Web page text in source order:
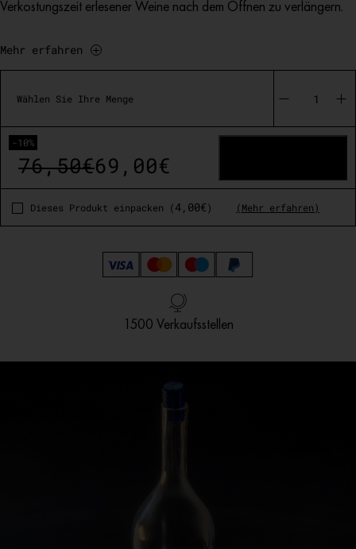
Verkostungszeit erlesener Weine nach dem Öffnen zu verlängern.
Mehr erfahren
Dieses Produkt einpacken (4,00€) (Mehr erfahren)
Wählen Sie Ihre Menge
Power
-10%
76,50€
Original
price
was:
69,00€
Current
price
is:
1500 Verkaufsstellen
Französisches Design
Ab 250 €: Gratisversand nach Deutschland
Kundendienst